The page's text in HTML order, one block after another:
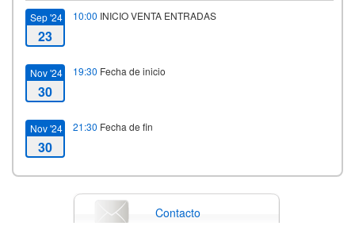
Sep '24
23
10:00 INICIO VENTA ENTRADAS
Nov '24
30
19:30 Fecha de inicio
Nov '24
30
21:30 Fecha de fin
Contacto